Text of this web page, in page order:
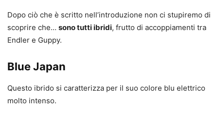
Dopo ciò che è scritto nell’introduzione non ci stupiremo di
scoprire che… sono tutti ibridi, frutto di accoppiamenti tra
Endler e Guppy.
Blue Japan
Questo ibrido si caratterizza per il suo colore blu elettrico
molto intenso.